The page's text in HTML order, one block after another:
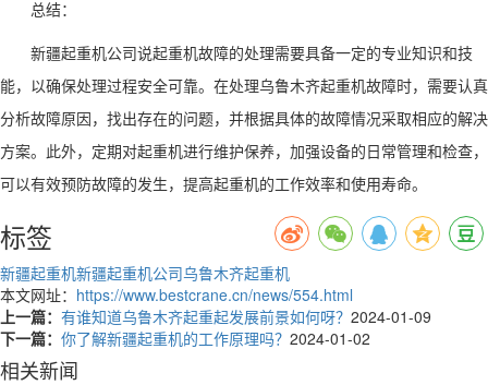
总结：
新疆起重机公司说起重机故障的处理需要具备一定的专业知识和技
能，以确保处理过程安全可靠。在处理乌鲁木齐起重机故障时，需要认真
分析故障原因，找出存在的问题，并根据具体的故障情况采取相应的解决
方案。此外，定期对起重机进行维护保养，加强设备的日常管理和检查，
可以有效预防故障的发生，提高起重机的工作效率和使用寿命。
标签
新疆起重机新疆起重机公司乌鲁木齐起重机
本文网址： https://www.bestcrane.cn/news/554.html
上一篇： 有谁知道乌鲁木齐起重起发展前景如何呀？ 2024-01-09
下一篇： 你了解新疆起重机的工作原理吗？ 2024-01-02
相关新闻